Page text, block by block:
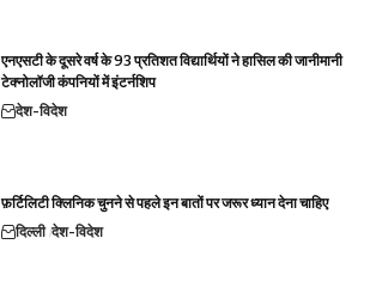
एनएसटी के दूसरे वर्ष के 93 प्रतिशत विद्यार्थियों ने हासिल की जानीमानी
टेक्नोलॉजी कंपनियों में इंटर्नशिप
देश-विदेश
फ़र्टिलिटी क्लिनिक चुनने से पहले इन बातों पर जरूर ध्यान देना चाहिए
दिल्ली देश-विदेश